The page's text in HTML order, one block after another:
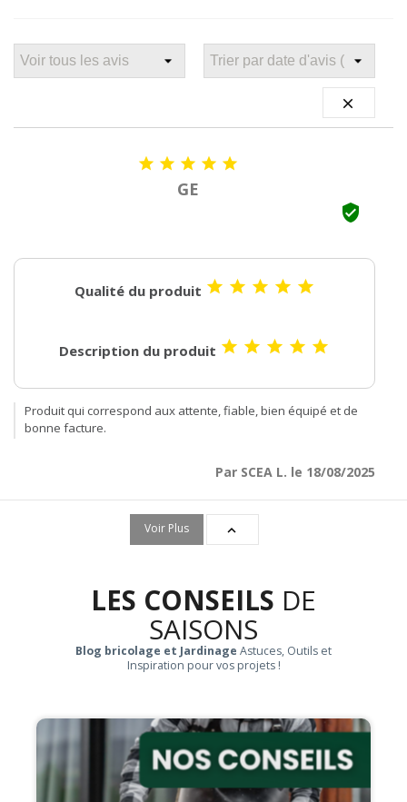

    
GE

Qualité du produit     
Description du produit     
Produit qui correspond aux attente, fiable, bien équipé et de
bonne facture.
Par SCEA L. le 18/08/2025
Voir Plus 
LES CONSEILS DE
SAISONS
Blog bricolage et Jardinage Astuces, Outils et
Inspiration pour vos projets !